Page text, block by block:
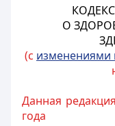
О
(с изменениями
Данная
года